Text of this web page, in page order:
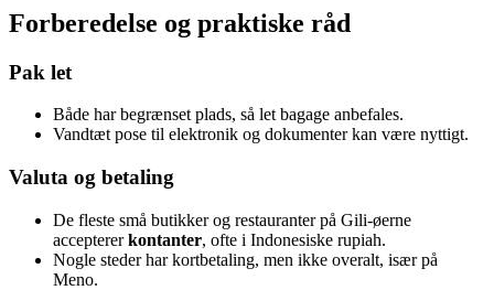
Forberedelse og praktiske råd
Pak let
Både har begrænset plads, så let bagage anbefales.
Vandtæt pose til elektronik og dokumenter kan være nyttigt.
Valuta og betaling
De fleste små butikker og restauranter på Gili-øerne
acceptererkontanter, ofte i Indonesiske rupiah.
Nogle steder har kortbetaling, men ikke overalt, især på
Meno.